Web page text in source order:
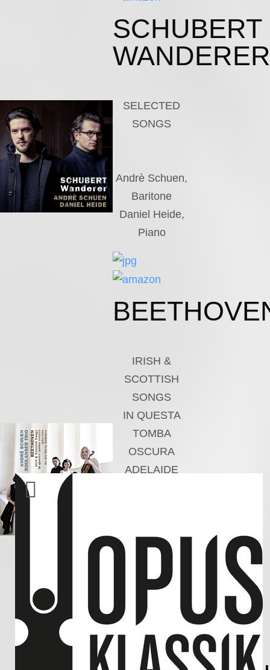
SCHUBERT
WANDERER
SELECTED
SONGS
Andrè Schuen,
Baritone
Daniel Heide,
Piano
IRISH &
SCOTTISH
SONGS
IN QUESTA
TOMBA
OSCURA
ADELAIDE
Baritone